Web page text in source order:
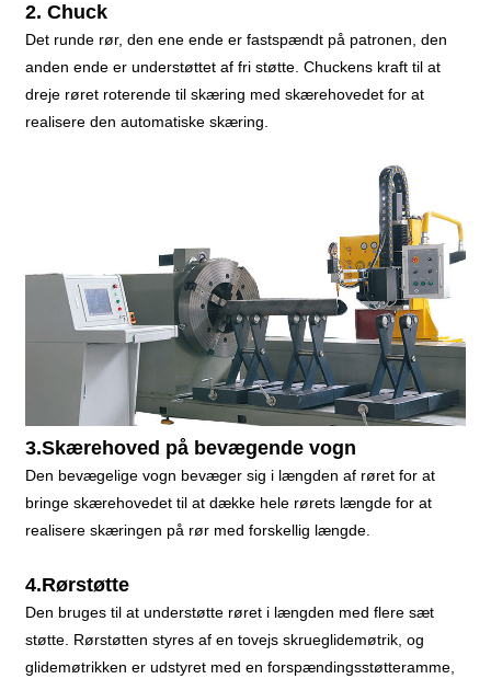
2. Chuck
Det runde rør, den ene ende er fastspændt på patronen, den
anden ende er understøttet af fri støtte. Chuckens kraft til at
dreje røret roterende til skæring med skærehovedet for at
realisere den automatiske skæring.
3.Skærehoved på bevægende vogn
Den bevægelige vogn bevæger sig i længden af ​​røret for at
bringe skærehovedet til at dække hele rørets længde for at
realisere skæringen på rør med forskellig længde.
4.Rørstøtte
Den bruges til at understøtte røret i længden med flere sæt
støtte. Rørstøtten styres af en tovejs skrueglidemøtrik, og
glidemøtrikken er udstyret med en forspændingsstøtteramme,